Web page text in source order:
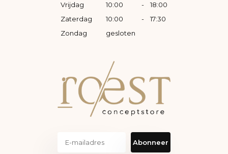
Vrijdag
10:00 -
18:00
Zaterdag
10:00 -
17:30
Zondag
gesloten
Abonneer